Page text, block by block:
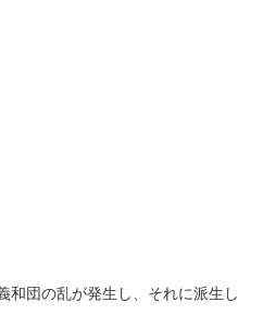
和団の乱が発生し、それに派生し